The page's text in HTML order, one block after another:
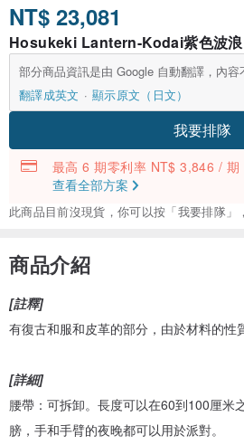
NT$ 23,081
Hosukeki Lantern-Kodai紫色波浪
部分商品資訊是由 Google 自動翻譯，內容
翻譯成英文
顯示原文（日文）
我要排隊
最高 6 期零利率 NT$ 3,846 / 期
查看全部方案
此商品目前沒現貨，你可以按「我要排隊
商品介紹
[註釋]
有復古和服和皮革的部分，由於材料的性
[詳細]
腰帶：可拆卸。長度可以在60到100厘米
膀，手和手臂的夜晚都可以用於派對。